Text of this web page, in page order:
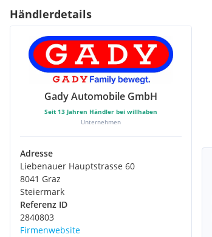
Händlerdetails
Gady Automobile GmbH
Seit 13 Jahren Händler bei willhaben
Unternehmen
Adresse
Liebenauer Hauptstrasse 60
8041 Graz
Steiermark
Referenz ID
2840803
Firmenwebsite